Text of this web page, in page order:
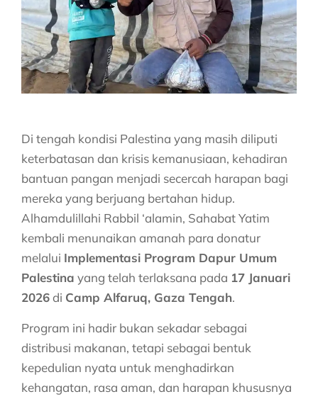
Di tengah kondisi Palestina yang masih diliputi
keterbatasan dan krisis kemanusiaan, kehadiran
bantuan pangan menjadi secercah harapan bagi
mereka yang berjuang bertahan hidup.
Alhamdulillahi Rabbil ‘alamin, Sahabat Yatim
kembali menunaikan amanah para donatur
melalui Implementasi Program Dapur Umum
Palestina yang telah terlaksana pada 17 Januari
2026di Camp Alfaruq, Gaza Tengah.
Program ini hadir bukan sekadar sebagai
distribusi makanan, tetapi sebagai bentuk
kepedulian nyata untuk menghadirkan
kehangatan, rasa aman, dan harapan khususnya